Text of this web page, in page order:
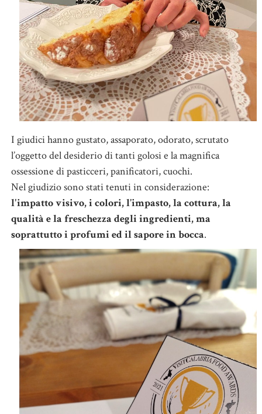
I giudici hanno gustato, assaporato, odorato, scrutato
l’oggetto del desiderio di tanti golosi e la magnifica
ossessione di pasticceri, panificatori, cuochi.
Nel giudizio sono stati tenuti in considerazione:
l'impatto visivo, i colori, l’impasto, la cottura, la
qualità e la freschezza degli ingredienti, ma
soprattutto i profumi ed il sapore in bocca.